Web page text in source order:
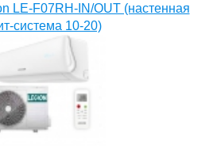
LE-F07RH-IN/OUT (настенная
система 10-20)